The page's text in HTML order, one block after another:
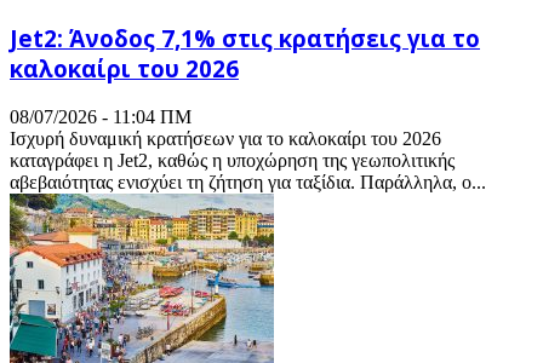
Jet2: Άνοδος 7,1% στις κρατήσεις για το
καλοκαίρι του 2026
08/07/2026 - 11:04 ΠΜ
Ισχυρή δυναμική κρατήσεων για το καλοκαίρι του 2026
καταγράφει η Jet2, καθώς η υποχώρηση της γεωπολιτικής
αβεβαιότητας ενισχύει τη ζήτηση για ταξίδια. Παράλληλα, ο...